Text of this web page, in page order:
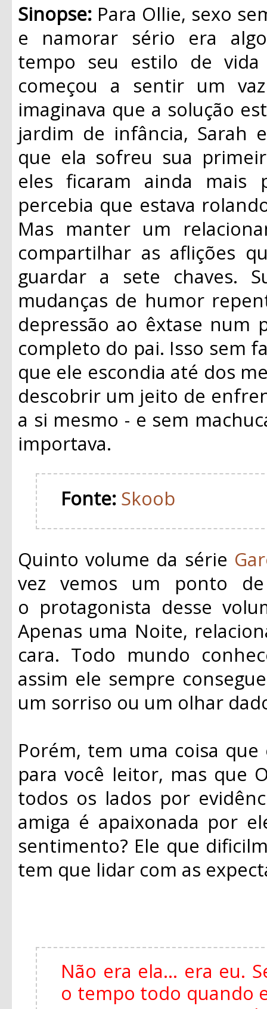
Sinopse: Para Ollie, sexo
e namorar sério era
tempo seu estilo de vida
começou a sentir um
imaginava que a solução
jardim de infância, Sarah
que ela sofreu sua
eles ficaram ainda
percebia que estava
Mas manter um
compartilhar as aflições
guardar a sete chaves.
mudanças de humor
depressão ao êxtase num
completo do pai. Isso sem
que ele escondia até dos
descobrir um jeito de
a si mesmo - e sem
importava.
Fonte: Skoob
Quinto volume da série
vez vemos um ponto
o protagonista desse
Apenas uma Noite,
cara. Todo mundo
assim ele sempre
um sorriso ou um olhar
Porém, tem uma coisa
para você leitor, mas que
todos os lados por
amiga é apaixonada por
sentimento? Ele que
tem que lidar com as
Não era ela... era eu.
o tempo todo quando